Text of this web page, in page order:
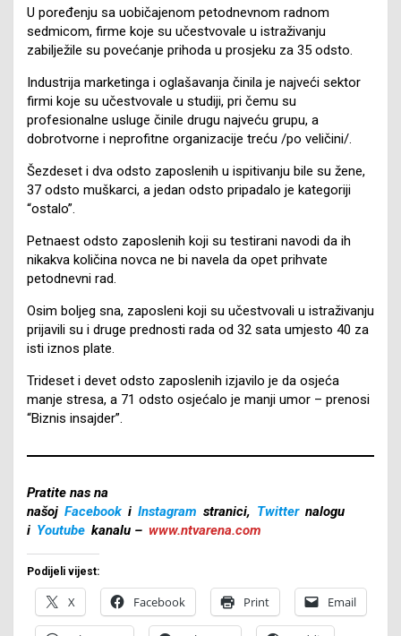
U poređenju sa uobičajenom petodnevnom radnom
sedmicom, firme koje su učestvovale u istraživanju
zabilježile su povećanje prihoda u prosjeku za 35 odsto.
Industrija marketinga i oglašavanja činila je najveći sektor
firmi koje su učestvovale u studiji, pri čemu su
profesionalne usluge činile drugu najveću grupu, a
dobrotvorne i neprofitne organizacije treću /po veličini/.
Šezdeset i dva odsto zaposlenih u ispitivanju bile su žene,
37 odsto muškarci, a jedan odsto pripadalo je kategoriji
“ostalo”.
Petnaest odsto zaposlenih koji su testirani navodi da ih
nikakva količina novca ne bi navela da opet prihvate
petodnevni rad.
Osim boljeg sna, zaposleni koji su učestvovali u istraživanju
prijavili su i druge prednosti rada od 32 sata umjesto 40 za
isti iznos plate.
Trideset i devet odsto zaposlenih izjavilo je da osjeća
manje stresa, a 71 odsto osjećalo je manji umor – prenosi
“Biznis insajder”.
Pratite nas na
našoj Facebook i Instagram stranici, Twitter nalogu
i Youtube kanalu – www.ntvarena.com
Podijeli vijest:
X Facebook Print Email